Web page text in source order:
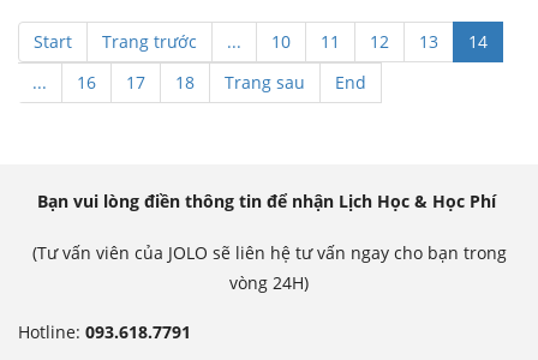
Start Trang trước ... 10 11 12 13
14
...
16 17 18 Trang sau End
Bạn vui lòng điền thông tin để nhận Lịch Học & Học Phí
(Tư vấn viên của JOLO sẽ liên hệ tư vấn ngay cho bạn trong
vòng 24H)
Hotline: 093.618.7791